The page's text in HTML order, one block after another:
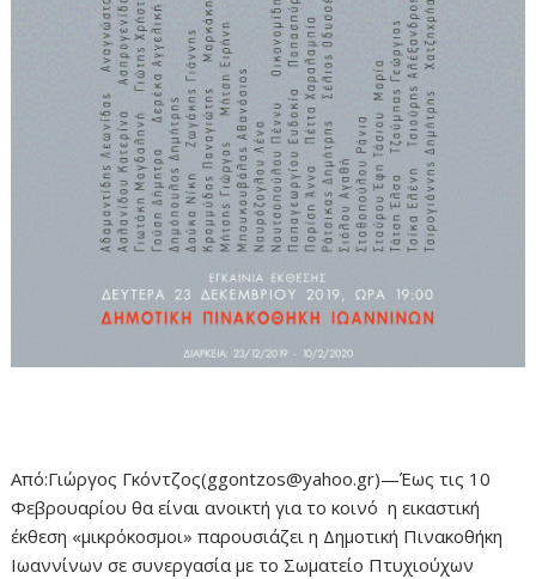
Από:Γιώργος Γκόντζος(ggontzos@yahoo.gr)—Έως τις 10
Φεβρουαρίου θα είναι ανοικτή για το κοινό η εικαστική
έκθεση «μικρόκοσμοι» παρουσιάζει η Δημοτική Πινακοθήκη
Ιωαννίνων σε συνεργασία με το Σωματείο Πτυχιούχων